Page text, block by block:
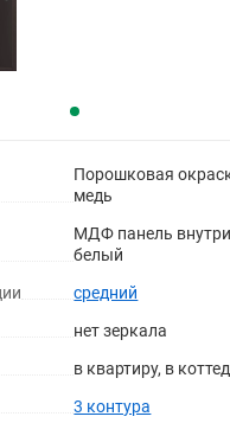
Порошковая
медь
МДФ панель
белый
средний
нет зеркала
в квартиру, в
3 контура